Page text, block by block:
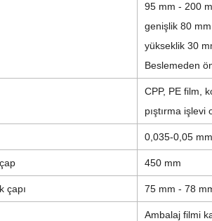
95 mm - 200
genişlik 80
yükseklik 30
Beslemeden
CPP, PE film,
pıştırma işlevi
0,035-0,05 mm
450 mm
çapı 75 mm - 78
Ambalaj filmi